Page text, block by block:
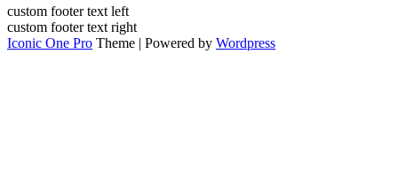
custom footer text left
custom footer text right
Iconic One Pro Theme | Powered by Wordpress